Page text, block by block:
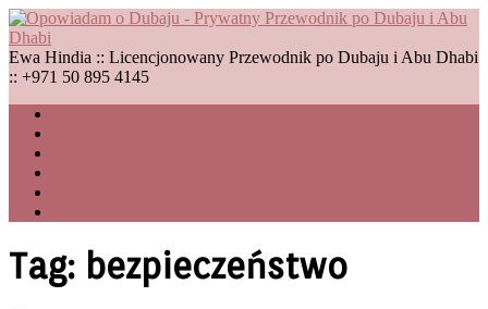
Skip
to
content
Ewa Hindia :: Licencjonowany Przewodnik po Dubaju i Abu Dhabi
:: +971 50 895 4145
Tag: bezpieczeństwo